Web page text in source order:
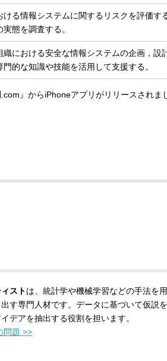
ける情報システムに関するリスクを評価す
態を調査する。
織における安全な情報システムの企画，設
門的な知識や技能を活用して支援する。
.com』からiPhoneアプリがリリースされま
ストは、統計学や機械学習などの手法を
す専門人材です。データに基づいて仮説
デアを抽出する役割を担います。
問題 >>